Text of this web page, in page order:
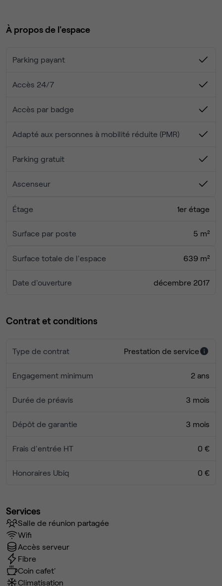
plurilingue.
À propos de l'espace
Parking payant
Accès 24/7
Accès par badge
Adapté aux personnes à mobilité réduite (PMR)
Parking gratuit
Ascenseur
Étage 1er étage
Surface par poste 5 m²
Surface totale de l'espace 639 m²
Date d'ouverture décembre 2017
Contrat et conditions
Type de contrat Prestation de service
Engagement minimum 2 ans
Durée de préavis 3 mois
Dépôt de garantie 3 mois
Frais d'entrée HT 0 €
Honoraires Ubiq 0 €
Services
Salle de réunion partagée
Wifi
Accès serveur
Fibre
Coin cafet'
Climatisation